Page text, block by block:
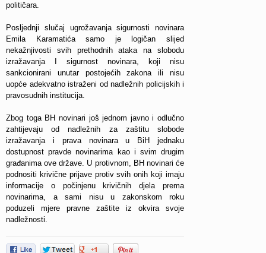
političara.
Posljednji slučaj ugrožavanja sigurnosti novinara
Emila Karamatića samo je logičan slijed
nekažnjivosti svih prethodnih ataka na slobodu
izražavanja I sigurnost novinara, koji nisu
sankcionirani unutar postojećih zakona ili nisu
uopće adekvatno istraženi od nadležnih policijskih i
pravosudnih institucija.
Zbog toga BH novinari još jednom javno i odlučno
zahtijevaju od nadležnih za zaštitu slobode
izražavanja i prava novinara u BiH jednaku
dostupnost pravde novinarima kao i svim drugim
građanima ove države. U protivnom, BH novinari će
podnositi krivične prijave protiv svih onih koji imaju
informacije o počinjenu krivičnih djela prema
novinarima, a sami nisu u zakonskom roku
poduzeli mjere pravne zaštite iz okvira svoje
nadležnosti.